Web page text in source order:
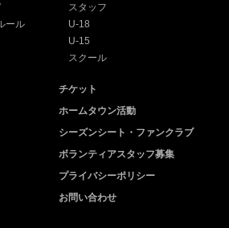
ール
スタッフ
U-18
U-15
スクール
チケット
ホームタウン活動
シーズンシート・ファンクラブ
ボランティアスタッフ募集
プライバシーポリシー
お問い合わせ